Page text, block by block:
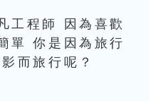
工程師 因為喜歡
單 你是因為旅行
而旅行呢？